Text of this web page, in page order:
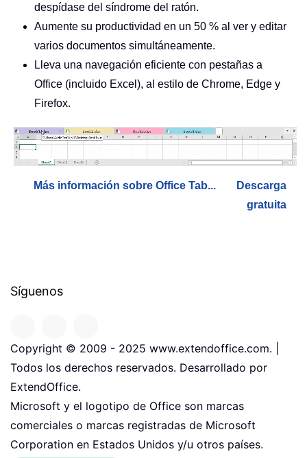
despídase del síndrome del ratón.
Aumente su productividad en un 50 % al ver y editar
varios documentos simultáneamente.
Lleva una navegación eficiente con pestañas a
Office (incluido Excel), al estilo de Chrome, Edge y
Firefox.
Más información sobre Office Tab...
Descarga
gratuita
Síguenos
Copyright © 2009 - 2025 www.extendoffice.com. |
Todos los derechos reservados. Desarrollado por
ExtendOffice.
Microsoft y el logotipo de Office son marcas
comerciales o marcas registradas de Microsoft
Corporation en Estados Unidos y/u otros países.